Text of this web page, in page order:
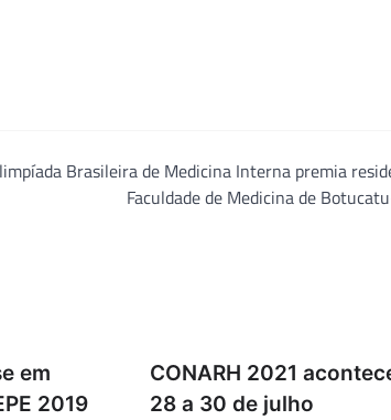
Brasileira de Medicina Interna premia
Faculdade de Medicina de
em
2019
CONARH 2021
28 a 30 de julho